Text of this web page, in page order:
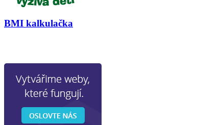
BMI kalkulačka